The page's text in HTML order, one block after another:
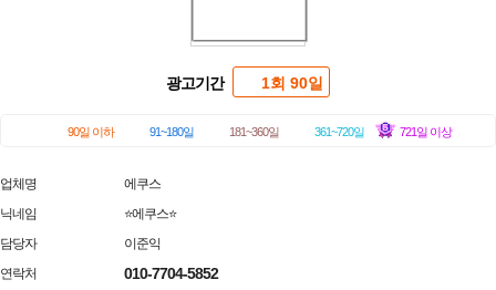
광고기간 1회 90일
90일 이하 91~180일 181~360일 361~720일 721일 이상
업체명
에쿠스
닉네임
⭐에쿠스⭐
담당자
이준익
연락처
010-7704-5852